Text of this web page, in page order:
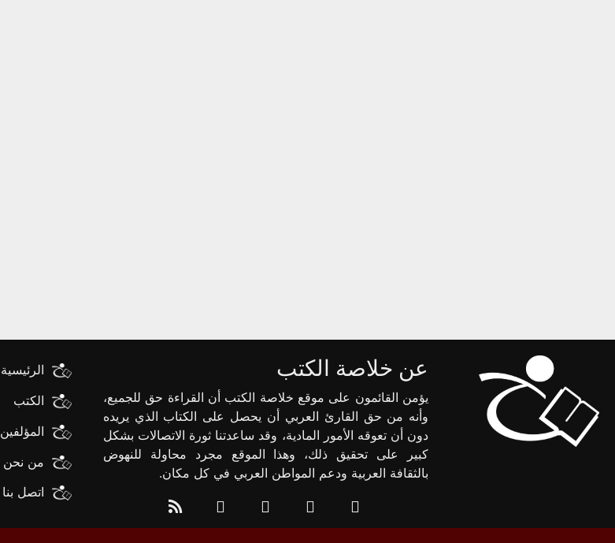
عن خلاصة الكتب
يؤمن القائمون على موقع خلاصة الكتب أن القراءة حق للجميع،
وأنه من حق القارئ العربي أن يحصل على الكتاب الذي يريده
دون أن تعوقه الأمور المادية، وقد ساعدتنا ثورة الاتصالات بشكل
كبير على تحقيق ذلك، وهذا الموقع مجرد محاولة للنهوض
بالثقافة العربية ودعم المواطن العربي في كل مكان.
الرئيسية
الكتب
المؤلفين
من نحن
اتصل بنا